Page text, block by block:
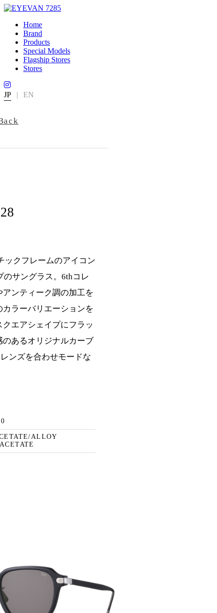
Home
Brand
Products
Special Models
Flagship Stores
Stores
JP | EN
ックフレームのアイコン
のサングラス。6thコレ
ンティーク調の加工を
ラーバリエーションを
エアシェイプにフラッ
あるオリジナルカーブ
ンズを合わせモードな
ALLOY